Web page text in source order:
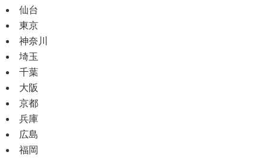
仙台
東京
神奈川
埼玉
千葉
大阪
京都
兵庫
広島
福岡